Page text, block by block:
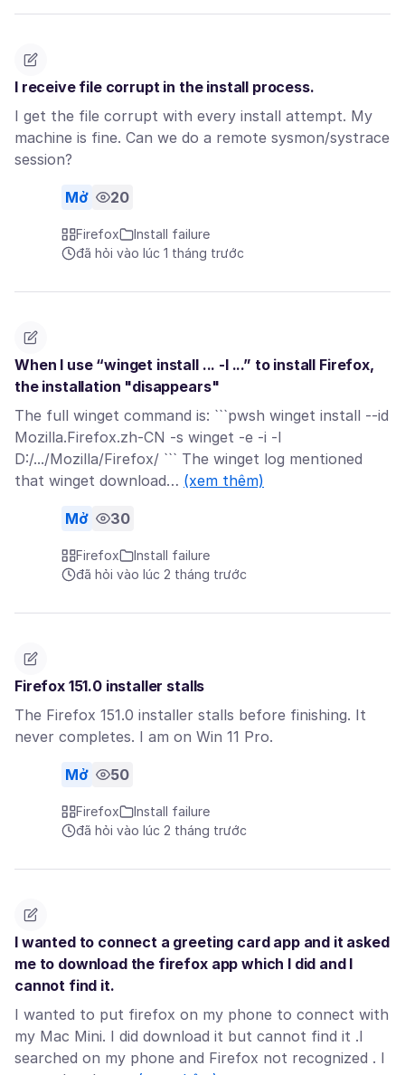
I receive file corrupt in the install process.
I get the file corrupt with every install attempt. My
machine is fine. Can we do a remote sysmon/systrace
session?
Mở 20
Firefox
Install failure
đã hỏi vào lúc 1 tháng trước
When I use “winget install ... -l ...” to install Firefox,
the installation "disappears"
The full winget command is: ```pwsh winget install --id
Mozilla.Firefox.zh-CN -s winget -e -i -l
D:/.../Mozilla/Firefox/ ``` The winget log mentioned
that winget download… (xem thêm)
Mở 30
Firefox
Install failure
đã hỏi vào lúc 2 tháng trước
Firefox 151.0 installer stalls
The Firefox 151.0 installer stalls before finishing. It
never completes. I am on Win 11 Pro.
Mở 50
Firefox
Install failure
đã hỏi vào lúc 2 tháng trước
I wanted to connect a greeting card app and it asked
me to download the firefox app which I did and I
cannot find it.
I wanted to put firefox on my phone to connect with
my Mac Mini. I did download it but cannot find it .I
searched on my phone and Firefox not recognized . I